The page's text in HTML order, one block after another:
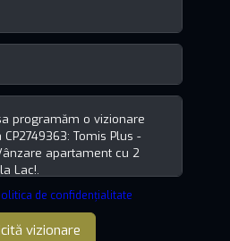
de confidențialitate
vizionare